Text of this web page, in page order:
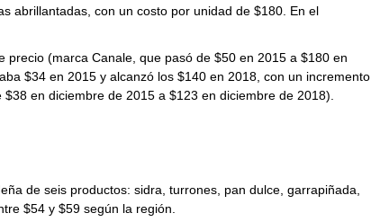
abrillantadas, con un costo por unidad de $180. En el
(marca Canale, que pasó de $50 en 2015 a $180 en
$34 en 2015 y alcanzó los $140 en 2018, con un incremento
en diciembre de 2015 a $123 en diciembre de 2018).
de seis productos: sidra, turrones, pan dulce, garrapiñada,
$54 y $59 según la región.